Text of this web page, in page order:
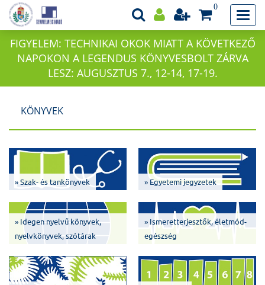
0
FIGYELEM: TECHNIKAI OKOK MIATT A KÖVETKEZŐ
NAPOKON A LEGENDUS KÖNYVESBOLT ZÁRVA
LESZ: AUGUSZTUS 7., 12-14, 17-19.
KÖNYVEK
» Szak- és tankönyvek » Egyetemi jegyzetek
» Idegen nyelvű könyvek,
nyelvkönyvek, szótárak
» Ismeretterjesztők, életmód-
egészség